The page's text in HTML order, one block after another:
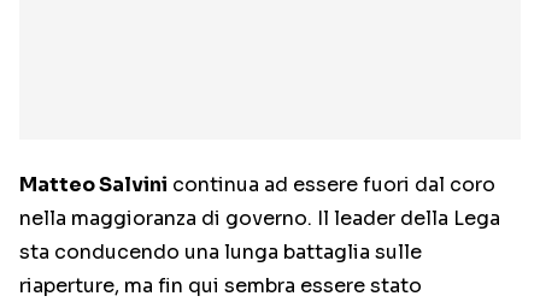
Matteo Salvini continua ad essere fuori dal coro
nella maggioranza di governo. Il leader della Lega
sta conducendo una lunga battaglia sulle
riaperture, ma fin qui sembra essere stato